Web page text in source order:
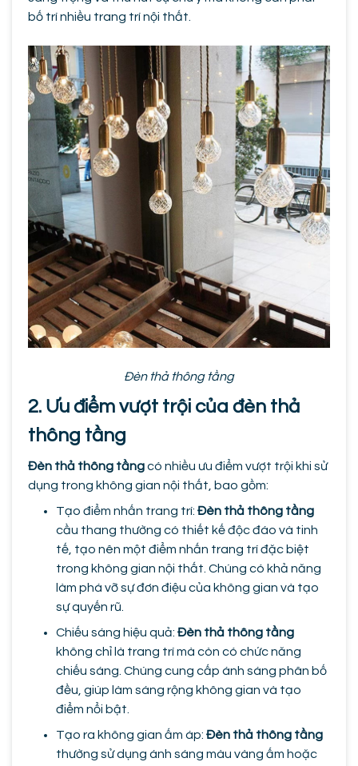
bố trí nhiều trang trí nội thất.
Đèn thả thông tầng
2. Ưu điểm vượt trội của đèn thả
thông tầng
Đèn thả thông tầngcó nhiều ưu điểm vượt trội khi sử
dụng trong không gian nội thất, bao gồm:
Tạo điểm nhấn trang trí: Đèn thả thông tầng
cầu thang thường có thiết kế độc đáo và tinh
tế, tạo nên một điểm nhấn trang trí đặc biệt
trong không gian nội thất. Chúng có khả năng
làm phá vỡ sự đơn điệu của không gian và tạo
sự quyến rũ.
Chiếu sáng hiệu quả: Đèn thả thông tầng
không chỉ là trang trí mà còn có chức năng
chiếu sáng. Chúng cung cấp ánh sáng phân bố
đều, giúp làm sáng rộng không gian và tạo
điểm nổi bật.
Tạo ra không gian ấm áp: Đèn thả thông tầng
thường sử dụng ánh sáng màu vàng ấm hoặc